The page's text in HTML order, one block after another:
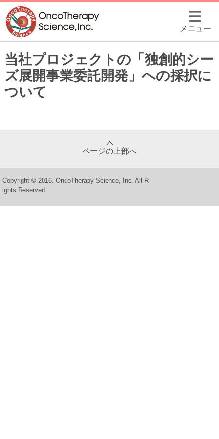
メニュー
当社プロジェクトの「独創的シー
ズ展開事業委託開発」への採択に
ついて
ページの上部へ
Copyright © 2016. OncoTherapy Science, Inc. All R
ights Reserved.